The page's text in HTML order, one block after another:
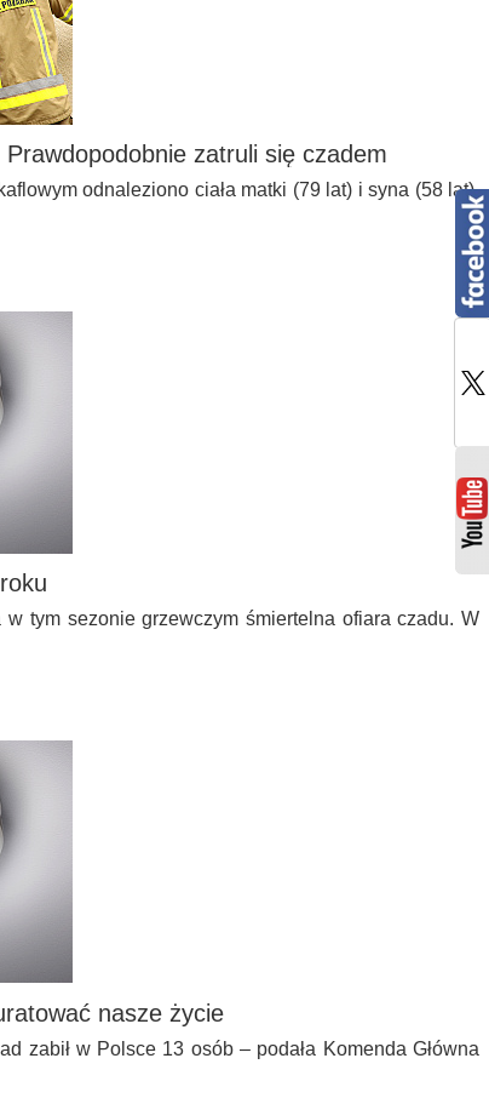
zatruli się czadem
odnaleziono ciała matki (79 lat) i syna (58 lat).
tym sezonie grzewczym śmiertelna ofiara czadu. W
nasze życie
zabił w Polsce 13 osób – podała Komenda Główna